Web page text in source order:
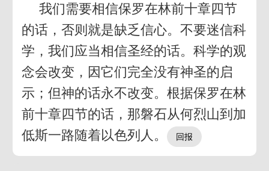
我们需要相信保罗在林前十章四节
的话，否则就是缺乏信心。不要迷信科
学，我们应当相信圣经的话。科学的观
念会改变，因它们完全没有神圣的启
示；但神的话永不改变。根据保罗在林
前十章四节的话，那磐石从何烈山到加
低斯一路随着以色列人。